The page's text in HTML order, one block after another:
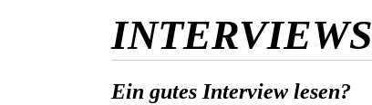
INTERVIEWS
Ein gutes Interview lesen?